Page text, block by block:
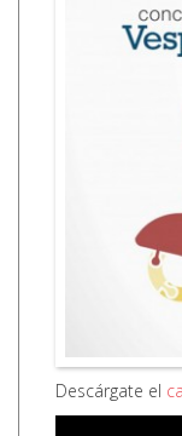
Descárgate el